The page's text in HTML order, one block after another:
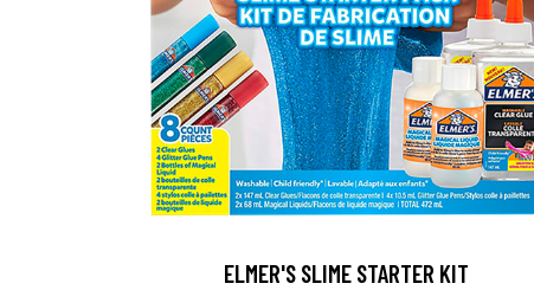
ELMER'S SLIME STARTER KIT